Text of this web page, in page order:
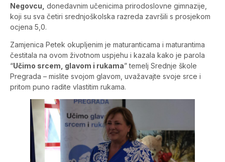
Negovcu, donedavnim učenicima prirodoslovne gimnazije,
koji su sva četiri srednjoškolska razreda završili s prosjekom
ocjena 5,0.
Zamjenica Petek okupljenim je maturanticama i maturantima
čestitala na ovom životnom uspjehu i kazala kako je parola
“Učimo srcem, glavom i rukama” temelj Srednje škole
Pregrada – mislite svojom glavom, uvažavajte svoje srce i
pritom puno radite vlastitim rukama.